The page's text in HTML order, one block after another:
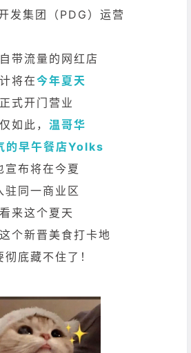
发集团（PDG）运营
带流量的网红店
将在今年夏天
正式开门营业
如此， 温哥华
的早午餐店Yolks
宣布将在今夏
驻同一商业区
看来这个夏天
个新晋美食打卡地
彻底藏不住了！